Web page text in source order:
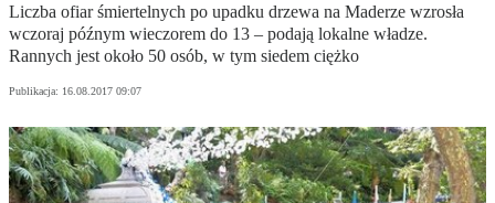
Liczba ofiar śmiertelnych po upadku drzewa na Maderze wzrosła
wczoraj późnym wieczorem do 13 – podają lokalne władze.
Rannych jest około 50 osób, w tym siedem ciężko
Publikacja: 16.08.2017 09:07